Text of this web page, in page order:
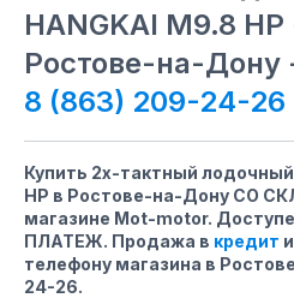
HANGKAI M9.8
Ростове-на-Дону
8 (863) 209-24-26
Купить 2х-тактный
HP в Ростове-на-Дону СО
магазине Mot-motor.
ПЛАТЕЖ. Продажа в кредит и
телефону магазина в
24-26.